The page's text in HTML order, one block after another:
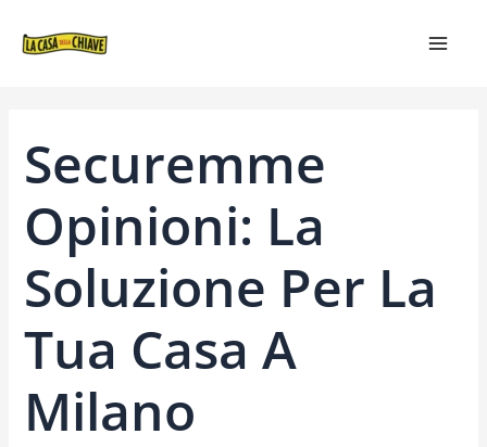
Securemme
Opinioni: La
Soluzione Per La
Tua Casa A
Milano
ARTICOLI